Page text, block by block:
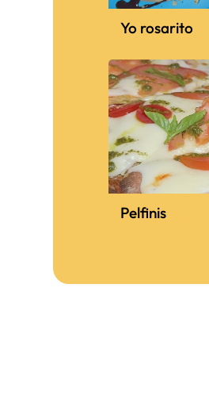
Yo rosarito
Pelfinis